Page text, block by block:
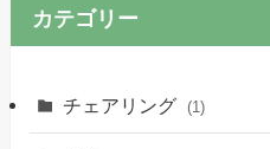
カテゴリー
チェアリング (1)